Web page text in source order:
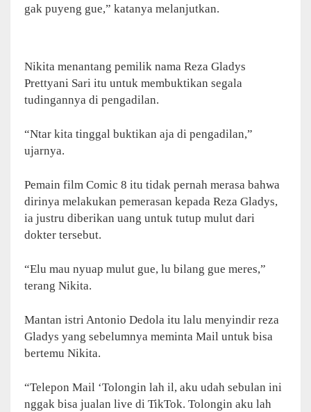
gak puyeng gue,” katanya melanjutkan.
Nikita menantang pemilik nama Reza Gladys
Prettyani Sari itu untuk membuktikan segala
tudingannya di pengadilan.
“Ntar kita tinggal buktikan aja di pengadilan,”
ujarnya.
Pemain film Comic 8 itu tidak pernah merasa bahwa
dirinya melakukan pemerasan kepada Reza Gladys,
ia justru diberikan uang untuk tutup mulut dari
dokter tersebut.
“Elu mau nyuap mulut gue, lu bilang gue meres,”
terang Nikita.
Mantan istri Antonio Dedola itu lalu menyindir reza
Gladys yang sebelumnya meminta Mail untuk bisa
bertemu Nikita.
“Telepon Mail ‘Tolongin lah il, aku udah sebulan ini
nggak bisa jualan live di TikTok. Tolongin aku lah